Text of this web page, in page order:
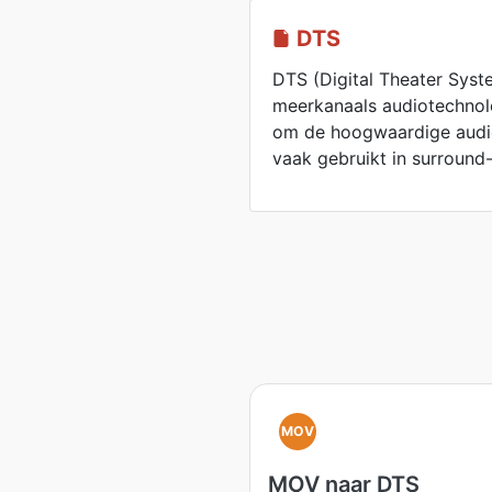
DTS
DTS (Digital Theater
meerkanaals
om de hoogwaardige
vaak gebruikt in
MOV
MOV naar DTS